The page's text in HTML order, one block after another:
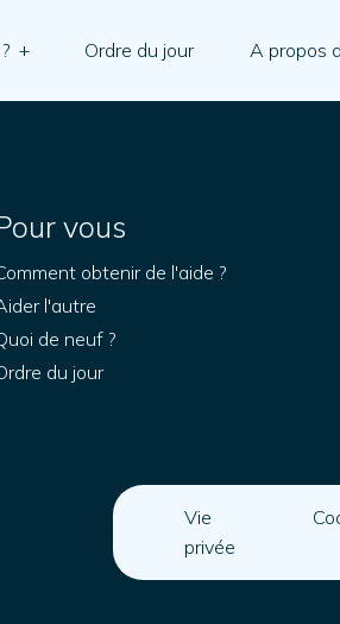
+ Ordre du jour A propos
vous
obtenir de l'aide ?
l'autre
de neuf ?
du jour
Vie
privée